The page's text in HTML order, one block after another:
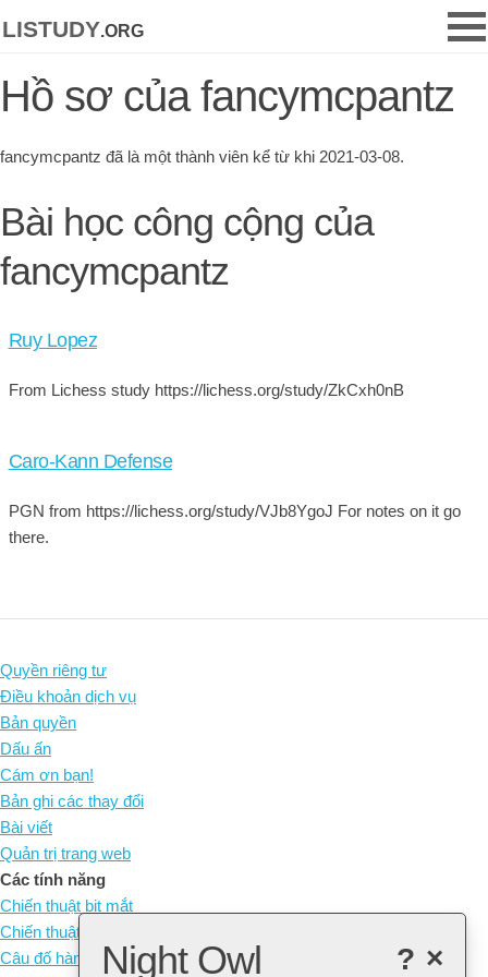
listudy.org
Hồ sơ của fancymcpantz
fancymcpantz đã là một thành viên kể từ khi 2021-03-08.
Bài học công cộng của
fancymcpantz
Ruy Lopez
From Lichess study https://lichess.org/study/ZkCxh0nB
Caro-Kann Defense
PGN from https://lichess.org/study/VJb8YgoJ For notes on it go
there.
Quyền riêng tư
Điều khoản dịch vụ
Bản quyền
Dấu ấn
Cám ơn bạn!
Bản ghi các thay đổi
Bài viết
Quản trị trang web
Các tính năng
Chiến thuật bịt mắt
Chiến thuật không quân cờ
Câu đố hàng ngày
×
?
Night Owl